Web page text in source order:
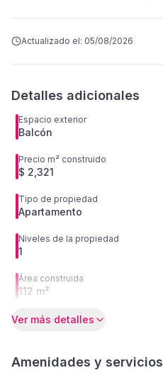
Actualizado el: 05/08/2026
Detalles adicionales
Espacio exterior
Balcón
Precio m² construido
$ 2,321
Tipo de propiedad
Apartamento
Niveles de la propiedad
1
Área construida
112 m²
Ver más detalles
Amenidades y servicios